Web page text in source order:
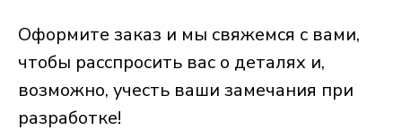
Оформите заказ и мы свяжемся с вами,
чтобы расспросить вас о деталях и,
возможно, учесть ваши замечания при
разработке!